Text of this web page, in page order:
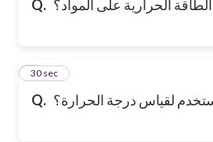
Q. الطاقة الحرارية على المواد؟
Q. لقياس درجة الحرارة؟
2
30 sec